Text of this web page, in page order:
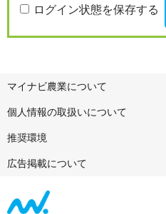
ログイン状態を保存する
マイナビ農業について
個人情報の取扱いについて
推奨環境
広告掲載について